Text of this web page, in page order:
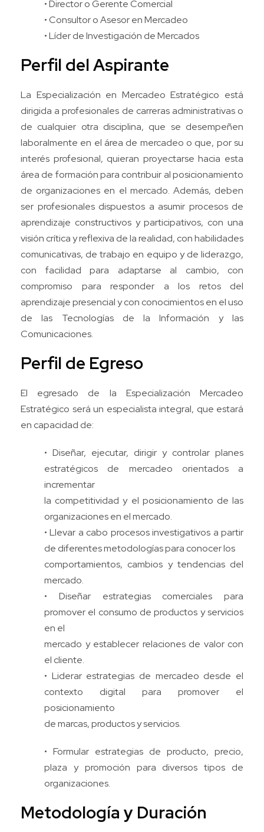
• Director o Gerente Comercial
• Consultor o Asesor en Mercadeo
• Líder de Investigación de Mercados
Perfil del Aspirante
La Especialización en Mercadeo Estratégico está
dirigida a profesionales de carreras administrativas o
de cualquier otra disciplina, que se desempeñen
laboralmente en el área de mercadeo o que, por su
interés profesional, quieran proyectarse hacia esta
área de formación para contribuir al posicionamiento
de organizaciones en el mercado. Además, deben
ser profesionales dispuestos a asumir procesos de
aprendizaje constructivos y participativos, con una
visión crítica y reflexiva de la realidad, con habilidades
comunicativas, de trabajo en equipo y de liderazgo,
con facilidad para adaptarse al cambio, con
compromiso para responder a los retos del
aprendizaje presencial y con conocimientos en el uso
de las Tecnologías de la Información y las
Comunicaciones.
Perfil de Egreso
El egresado de la Especialización Mercadeo
Estratégico será un especialista integral, que estará
en capacidad de:
• Diseñar, ejecutar, dirigir y controlar planes
estratégicos de mercadeo orientados a
incrementar
la competitividad y el posicionamiento de las
organizaciones en el mercado.
• Llevar a cabo procesos investigativos a partir
de diferentes metodologías para conocer los
comportamientos, cambios y tendencias del
mercado.
• Diseñar estrategias comerciales para
promover el consumo de productos y servicios
en el
mercado y establecer relaciones de valor con
el cliente.
• Liderar estrategias de mercadeo desde el
contexto digital para promover el
posicionamiento
de marcas, productos y servicios.
• Formular estrategias de producto, precio,
plaza y promoción para diversos tipos de
organizaciones.
Metodología y Duración